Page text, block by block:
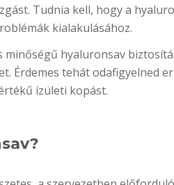
Tudnia kell, hogy a
kialakulásához.
minőségű hyaluronsav
Érdemes tehát odafigyelned
ízületi kopást.